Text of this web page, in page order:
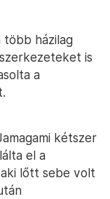
házilag
is
a
kétszer
el a
lőtt sebe volt